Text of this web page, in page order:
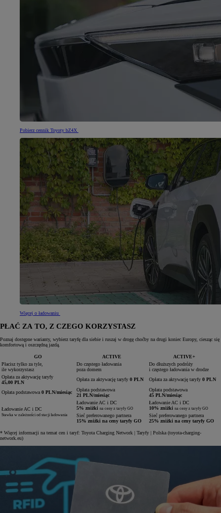
Pobierz cennik Toyoty bZ4X
Więcej o ładowaniu
PŁAĆ ZA TO, Z CZEGO KORZYSTASZ
Poznaj dostępne warianty, wybierz taryfę dla siebie i ruszaj w drogę choćby na drugi koniec Europy, ciesząc się
komfortową i oszczędną jazdą.
GO ACTIVE
ACTIVE+
Płacisz tylko za tyle,
ile wykorzystasz
Do częstego ładowania
poza domem
Do dłuższych podróży
i częstego ładowania w drodze
Opłata za aktywację taryfy
45,00 PLN
Opłata za aktywację taryfy 0 PLN Opłata za aktywację taryfy 0 PLN
Opłata podstawowa 0 PLN/miesiąc
Opłata podstawowa
21 PLN/miesiąc
Opłata podstawowa
45 PLN/miesiąc
Ładowanie AC i DC
Stawka w zależności od stacji ładowania
Ładowanie AC i DC
5% zniżki na ceny z taryfy GO
Ładowanie AC i DC
10% zniżki na ceny z taryfy GO
Sieć preferowanego partnera
15% zniżki na ceny taryfy GO
Sieć preferowanego partnera
25% zniżki na ceny taryfy GO
* Więcej informacji na temat cen i taryf: Toyota Charging Network | Taryfy | Polska (toyota-charging-
network.eu)